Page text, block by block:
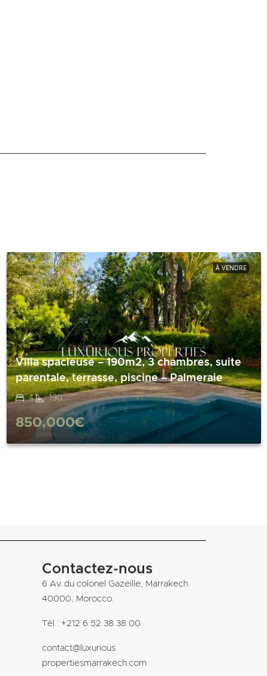
À VENDRE
Villa spacieuse – 190m2, 3 chambres, suite
parentale, terrasse, piscine – Palmeraie
4 190
850,000€
Contactez-nous
6 Av. du colonel Gazeille, Marrakech
40000, Morocco.
Tél : +212 6 52 38 38 00
contact@luxurious
propertiesmarrakech.com